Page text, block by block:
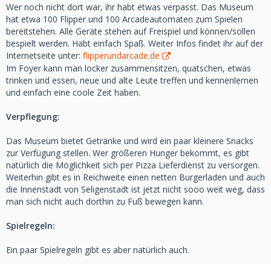
Wer noch nicht dort war, ihr habt etwas verpasst. Das Museum
hat etwa 100 Flipper und 100 Arcadeautomaten zum Spielen
bereitstehen. Alle Geräte stehen auf Freispiel und können/sollen
bespielt werden. Habt einfach Spaß. Weiter Infos findet ihr auf der
Internetseite unter: flipperundarcade.de
Im Foyer kann man locker zusammensitzen, quatschen, etwas
trinken und essen, neue und alte Leute treffen und kennenlernen
und einfach eine coole Zeit haben.
Verpflegung:
Das Museum bietet Getränke und wird ein paar kleinere Snacks
zur Verfügung stellen. Wer größeren Hunger bekommt, es gibt
natürlich die Möglichkeit sich per Pizza Lieferdienst zu versorgen.
Weiterhin gibt es in Reichweite einen netten Burgerladen und auch
die Innenstadt von Seligenstadt ist jetzt nicht sooo weit weg, dass
man sich nicht auch dorthin zu Fuß bewegen kann.
Spielregeln:
Ein paar Spielregeln gibt es aber natürlich auch.